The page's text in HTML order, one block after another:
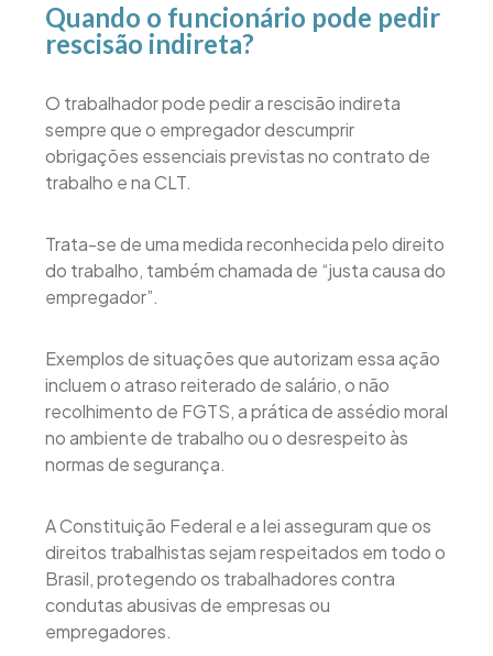
Quando o funcionário pode pedir
rescisão indireta?
O trabalhador pode pedir a rescisão indireta
sempre que o empregador descumprir
obrigações essenciais previstas no contrato de
trabalho e na CLT.
Trata-se de uma medida reconhecida pelo direito
do trabalho, também chamada de “justa causa do
empregador”.
Exemplos de situações que autorizam essa ação
incluem o atraso reiterado de salário, o não
recolhimento de FGTS, a prática de assédio moral
no ambiente de trabalho ou o desrespeito às
normas de segurança.
A Constituição Federal e a lei asseguram que os
direitos trabalhistas sejam respeitados em todo o
Brasil, protegendo os trabalhadores contra
condutas abusivas de empresas ou
empregadores.